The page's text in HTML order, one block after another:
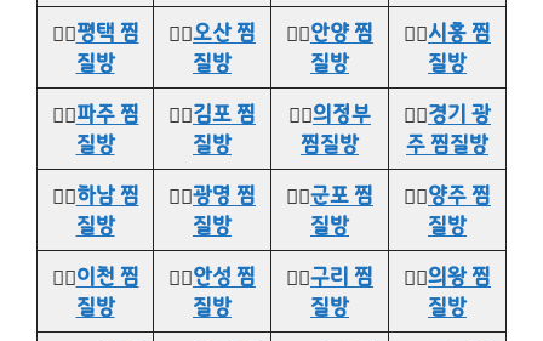
👉🏻평택 찜
질방
👉🏻오산 찜
질방
👉🏻안양 찜
질방
👉🏻시흥 찜
질방
👉🏻파주 찜
질방
👉🏻김포 찜
질방
👉🏻의정부
찜질방
👉🏻경기 광
주 찜질방
👉🏻하남 찜
질방
👉🏻광명 찜
질방
👉🏻군포 찜
질방
👉🏻양주 찜
질방
👉🏻이천 찜
질방
👉🏻안성 찜
질방
👉🏻구리 찜
질방
👉🏻의왕 찜
질방